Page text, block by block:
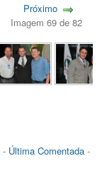
Próximo
Imagem 69 de 82
- Última Comentada-